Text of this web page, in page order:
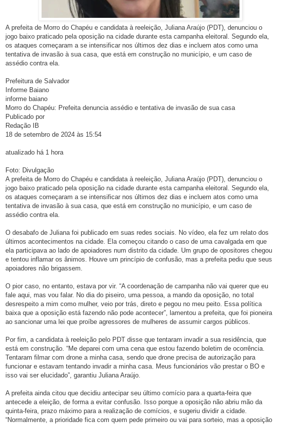
A prefeita de Morro do Chapéu e candidata à reeleição, Juliana Araújo (PDT), denunciou o
jogo baixo praticado pela oposição na cidade durante esta campanha eleitoral. Segundo ela,
os ataques começaram a se intensificar nos últimos dez dias e incluem atos como uma
tentativa de invasão à sua casa, que está em construção no município, e um caso de
assédio contra ela.
Prefeitura de Salvador
Informe Baiano
informe baiano
Morro do Chapéu: Prefeita denuncia assédio e tentativa de invasão de sua casa
Publicado por
Redação IB
18 de setembro de 2024 às 15:54
atualizado há 1 hora
Foto: Divulgação
A prefeita de Morro do Chapéu e candidata à reeleição, Juliana Araújo (PDT), denunciou o
jogo baixo praticado pela oposição na cidade durante esta campanha eleitoral. Segundo ela,
os ataques começaram a se intensificar nos últimos dez dias e incluem atos como uma
tentativa de invasão à sua casa, que está em construção no município, e um caso de
assédio contra ela.
O desabafo de Juliana foi publicado em suas redes sociais. No vídeo, ela fez um relato dos
últimos acontecimentos na cidade. Ela começou citando o caso de uma cavalgada em que
ela participava ao lado de apoiadores num distrito da cidade. Um grupo de opositores chegou
e tentou inflamar os ânimos. Houve um princípio de confusão, mas a prefeita pediu que seus
apoiadores não brigassem.
O pior caso, no entanto, estava por vir. “A coordenação de campanha não vai querer que eu
fale aqui, mas vou falar. No dia do piseiro, uma pessoa, a mando da oposição, no total
desrespeito a mim como mulher, veio por trás, direto e pegou no meu peito. Essa política
baixa que a oposição está fazendo não pode acontecer”, lamentou a prefeita, que foi pioneira
ao sancionar uma lei que proíbe agressores de mulheres de assumir cargos públicos.
Por fim, a candidata à reeleição pelo PDT disse que tentaram invadir a sua residência, que
está em construção. “Me deparei com uma cena que estou fazendo boletim de ocorrência.
Tentaram filmar com drone a minha casa, sendo que drone precisa de autorização para
funcionar e estavam tentando invadir a minha casa. Meus funcionários vão prestar o BO e
isso vai ser elucidado”, garantiu Juliana Araújo.
A prefeita ainda citou que decidiu antecipar seu último comício para a quarta-feira que
antecede a eleição, de forma a evitar confusão. Isso porque a oposição não abriu mão da
quinta-feira, prazo máximo para a realização de comícios, e sugeriu dividir a cidade.
“Normalmente, a prioridade fica com quem pede primeiro ou vai para sorteio, mas a oposição